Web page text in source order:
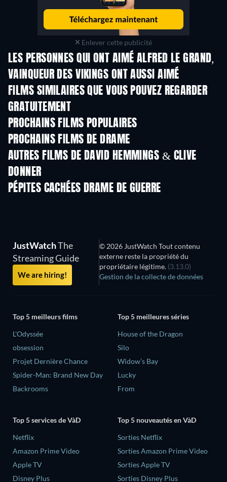
Enlever cette publicité
LES PERSONNES QUI ONT AIMÉ ALFRED LE GRAND,
VAINQUEUR DES VIKINGS ONT AUSSI AIMÉ
FILMS SIMILAIRES QUE VOUS POUVEZ REGARDER
GRATUITEMENT
PROCHAINS FILMS POPULAIRES
PROCHAINS FILMS DE DRAME
AUTRES FILMS DE DAVID HEMMINGS & CLIVE
DONNER
PÉPITES CACHÉES DRAME DE GUERRE
JustWatchThe
Streaming Guide
We are hiring!
© 2026 JustWatch Tout contenu
externe reste la propriété du
propriétaire légitime. (3.13.0)
Gestion de la collecte de données
Top 5 meilleurs films
L'Odyssée
obsession
Projet Dernière Chance
Spider-Man: Brand New Day
Backrooms
Top 5 meilleures séries
House of the Dragon
Silo
Widow’s Bay
Lucky
From
Top 5 services de VàD
Netflix
Amazon Prime Video
Apple TV
Disney Plus
Top 5 nouveautés en VàD
Sorties Netflix
Sorties Amazon Prime Video
Sorties Apple TV
Sorties Disney Plus